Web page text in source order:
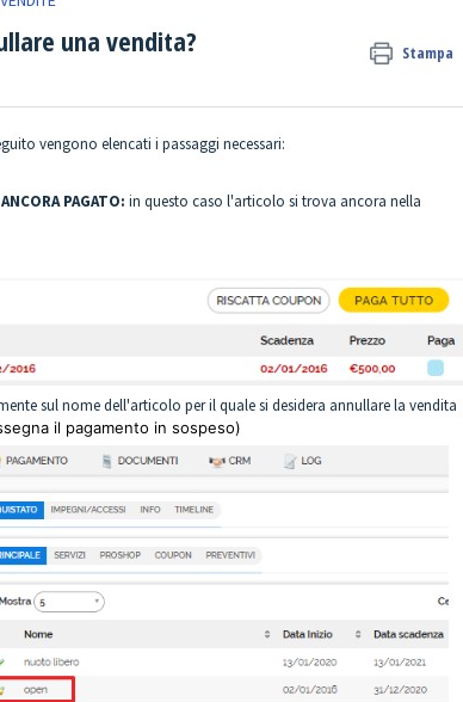
una vendita?
Stampa
vengono elencati i passaggi necessari:
PAGATO: in questo caso l'articolo si trova ancora nella
sul nome dell'articolo per il quale si desidera annullare la vendita
il pagamento in sospeso)